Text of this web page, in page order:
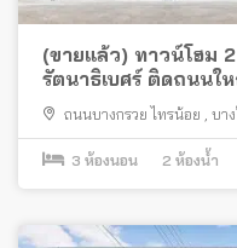
(ขายแล้ว) ทาวน์โฮม
รัตนาธิเบศร์ ติดถนนใ
ถนนบางกรวย ไทรน้อย , บา
3 ห้องนอน 2 ห้องน้ำ